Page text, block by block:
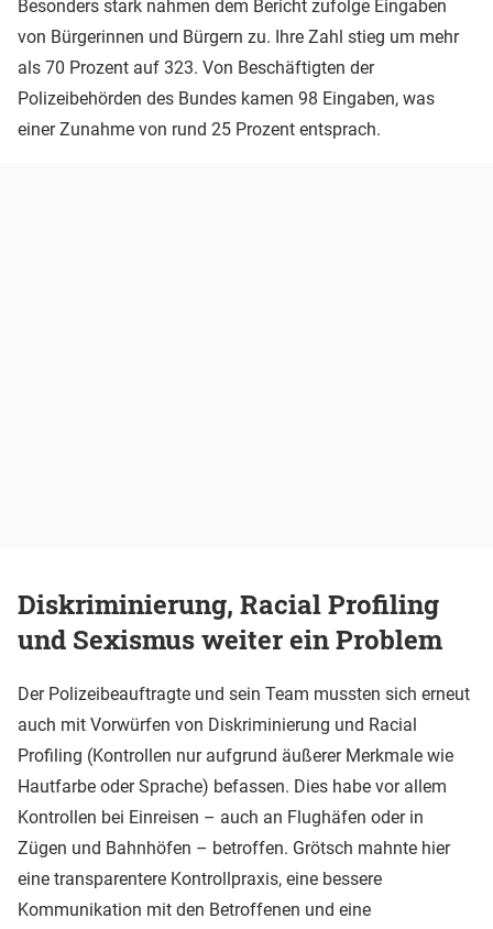
Besonders stark nahmen dem Bericht zufolge Eingaben
von Bürgerinnen und Bürgern zu. Ihre Zahl stieg um mehr
als 70 Prozent auf 323. Von Beschäftigten der
Polizeibehörden des Bundes kamen 98 Eingaben, was
einer Zunahme von rund 25 Prozent entsprach.
Diskriminierung, Racial Profiling
und Sexismus weiter ein Problem
Der Polizeibeauftragte und sein Team mussten sich erneut
auch mit Vorwürfen von Diskriminierung und Racial
Profiling (Kontrollen nur aufgrund äußerer Merkmale wie
Hautfarbe oder Sprache) befassen. Dies habe vor allem
Kontrollen bei Einreisen – auch an Flughäfen oder in
Zügen und Bahnhöfen – betroffen. Grötsch mahnte hier
eine transparentere Kontrollpraxis, eine bessere
Kommunikation mit den Betroffenen und eine